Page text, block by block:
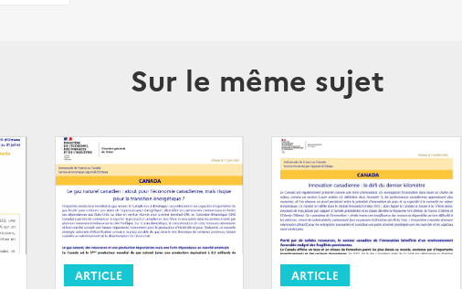
Sur le même sujet
ARTICLE ARTICLE